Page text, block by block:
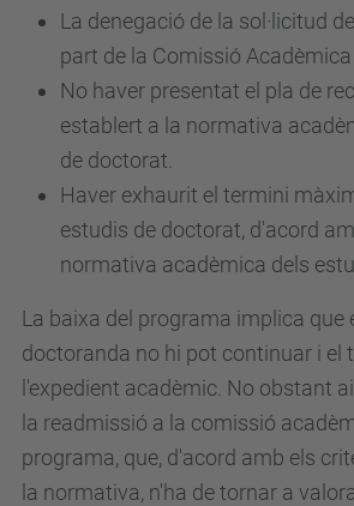
La denegació de la sol·licitud
part de la Comissió Acadèmica
No haver presentat el pla de
establert a la normativa
de doctorat.
Haver exhaurit el termini
estudis de doctorat, d'acord
normativa acadèmica dels
La baixa del programa implica que
doctoranda no hi pot continuar i el
l'expedient acadèmic. No obstant
la readmissió a la comissió
programa, que, d'acord amb els
la normativa, n'ha de tornar a